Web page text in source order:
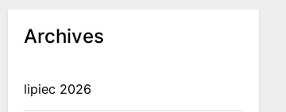
Archives
lipiec 2026